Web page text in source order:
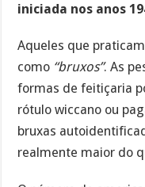
iniciada nos anos
Aqueles que
como “bruxos”. As
formas de feitiçaria
rótulo wiccano ou
bruxas
realmente maior do